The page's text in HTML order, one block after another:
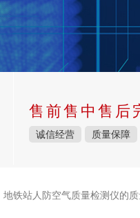
售前售中售后
诚信经营 质量保障
地铁站人防空气质量检测仪的